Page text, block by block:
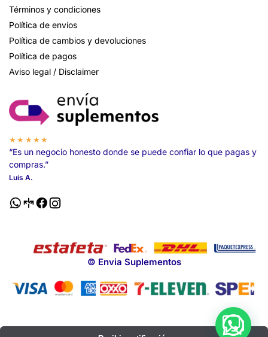
Términos y condiciones
Política de envíos
Política de cambios y devoluciones
Política de pagos
Aviso legal / Disclaimer
★★★★★
“Es un negocio honesto donde se puede confiar lo que pagas y
compras.”
Luis A.
© Envia Suplementos